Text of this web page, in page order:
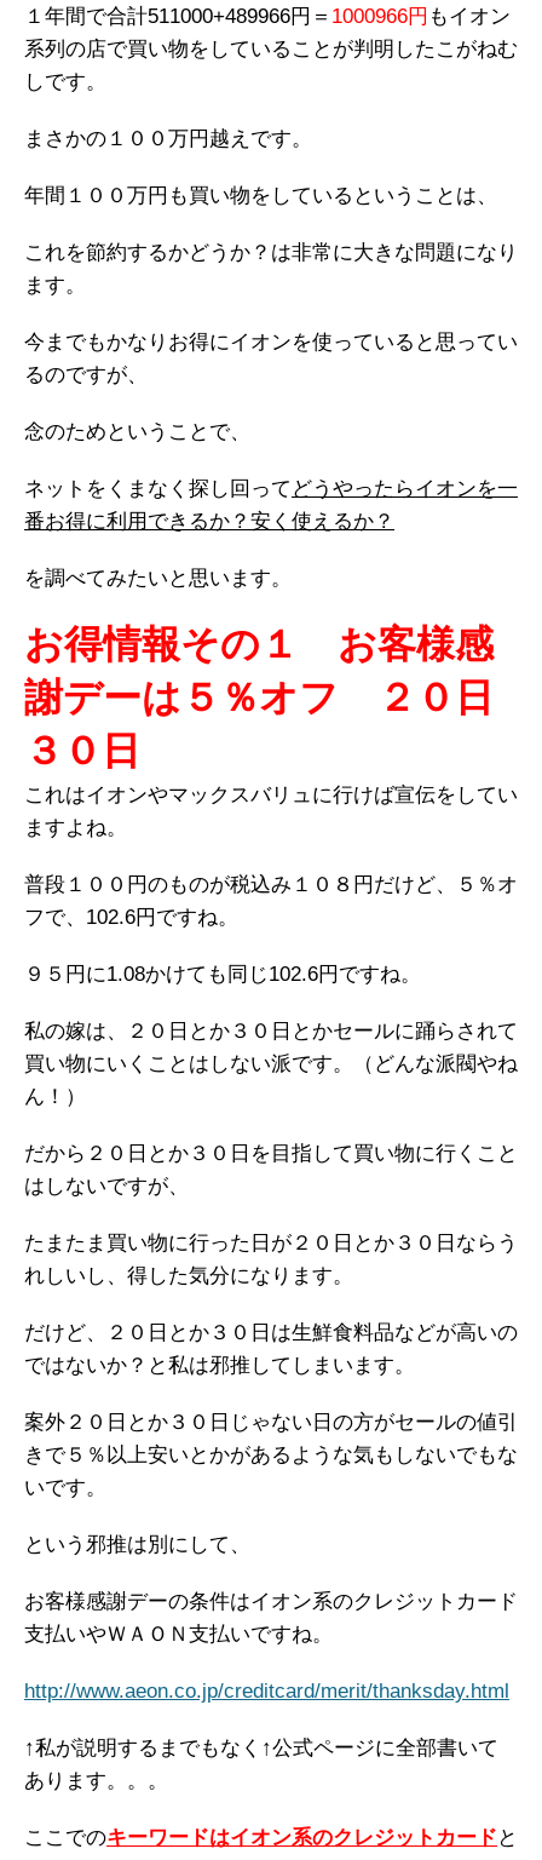
１年間で合計511000+489966円＝ 1000966円 もイオン
系列の店で買い物をしていることが判明したこがねむ
しです。
まさかの１００万円越えです。
年間１００万円も買い物をしているということは、
これを節約するかどうか？は非常に大きな問題になり
ます。
今までもかなりお得にイオンを使っていると思ってい
るのですが、
念のためということで、
ネットをくまなく探し回って どうやったらイオンを一
番お得に利用できるか？安く使えるか？
を調べてみたいと思います。
お得情報その１ お客様感
謝デーは５％オフ ２０日
３０日
これはイオンやマックスバリュに行けば宣伝をしてい
ますよね。
普段１００円のものが税込み１０８円だけど、５％オ
フで、102.6円ですね。
９５円に1.08かけても同じ102.6円ですね。
私の嫁は、２０日とか３０日とかセールに踊らされて
買い物にいくことはしない派です。（どんな派閥やね
ん！）
だから２０日とか３０日を目指して買い物に行くこと
はしないですが、
たまたま買い物に行った日が２０日とか３０日ならう
れしいし、得した気分になります。
だけど、２０日とか３０日は生鮮食料品などが高いの
ではないか？と私は邪推してしまいます。
案外２０日とか３０日じゃない日の方がセールの値引
きで５％以上安いとかがあるような気もしないでもな
いです。
という邪推は別にして、
お客様感謝デーの条件はイオン系のクレジットカード
支払いやＷＡＯＮ支払いですね。
http://www.aeon.co.jp/creditcard/merit/thanksday.html
↑私が説明するまでもなく↑公式ページに全部書いて
あります。。。
ここでのキーワードはイオン系のクレジットカード と